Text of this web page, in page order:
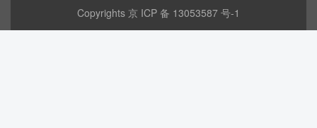
Copyrights 京 ICP 备 13053587 号-1